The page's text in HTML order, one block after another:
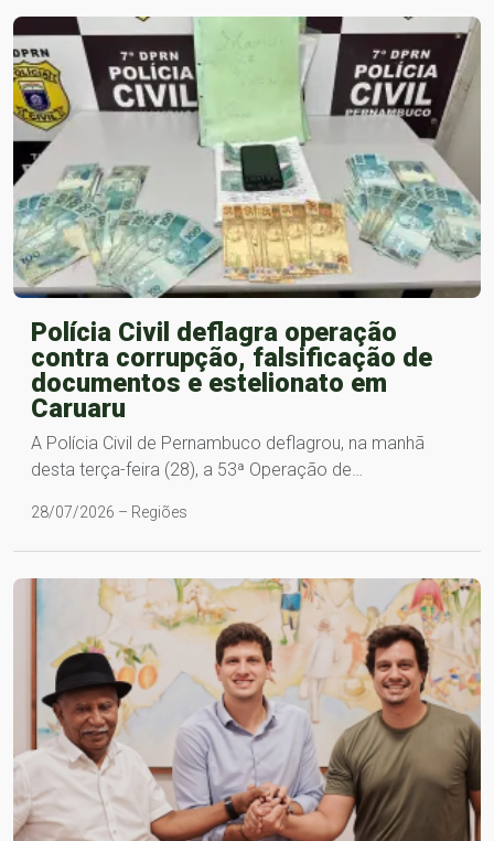
Polícia Civil deflagra operação
contra corrupção, falsificação de
documentos e estelionato em
Caruaru
A Polícia Civil de Pernambuco deflagrou, na manhã
desta terça-feira (28), a 53ª Operação de…
28/07/2026 – Regiões